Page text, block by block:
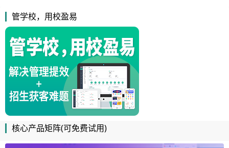
管学校，用校盈易
核心产品矩阵(可免费试用)